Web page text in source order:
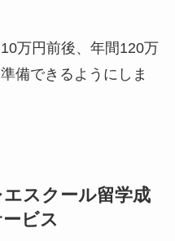
万円前後、年間120万
備できるようにしま
スクール留学成
ビス